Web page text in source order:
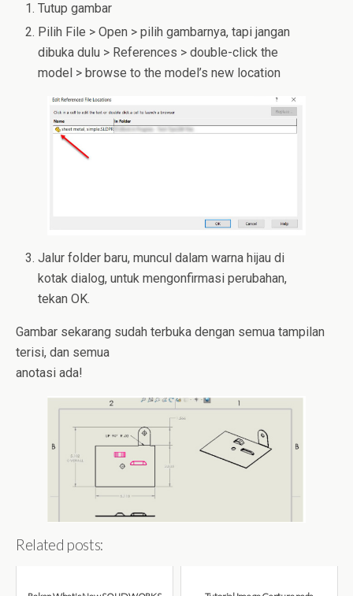
Tutup gambar
Pilih File > Open > pilih gambarnya, tapi jangan
dibuka dulu > References > double-click the
model > browse to the model’s new location
Jalur folder baru, muncul dalam warna hijau di
kotak dialog, untuk mengonfirmasi perubahan,
tekan OK.
Gambar sekarang sudah terbuka dengan semua tampilan
terisi, dan semua
anotasi ada!
Related posts: